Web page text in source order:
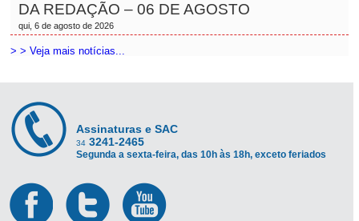
DA REDAÇÃO – 06 DE AGOSTO
qui, 6 de agosto de 2026
> > Veja mais notícias...
Assinaturas e SAC
34 3241-2465
Segunda a sexta-feira, das 10h às 18h, exceto feriados